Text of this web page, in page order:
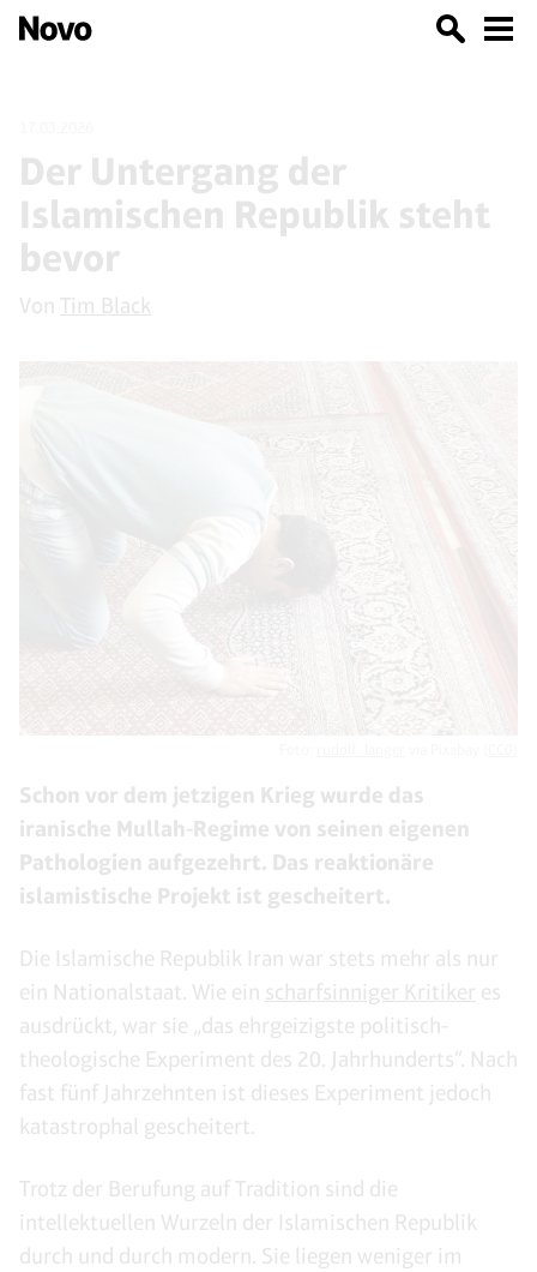
Der Untergang der
Islamischen Republik steht
bevor
Von Tim Black
Schon vor dem jetzigen Krieg wurde das
iranische Mullah-Regime von seinen eigenen
Pathologien aufgezehrt. Das reaktionäre
islamistische Projekt ist gescheitert.
Die Islamische Republik Iran war stets mehr als nur
ein Nationalstaat. Wie ein scharfsinniger Kritiker es
ausdrückt, war sie „das ehrgeizigste politisch-
theologische Experiment des 20. Jahrhunderts“. Nach
fast fünf Jahrzehnten ist dieses Experiment jedoch
katastrophal gescheitert.
Trotz der Berufung auf Tradition sind die
intellektuellen Wurzeln der Islamischen Republik
durch und durch modern. Sie liegen weniger im